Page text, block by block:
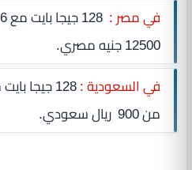
في مصر :
12500 جنيه مصري.
في السعودية :
من 900 ريال سعودي.